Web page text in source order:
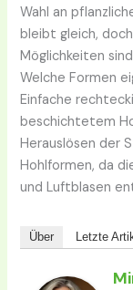
Wahl an
bleibt gleich,
Möglichkeiten
Welche Formen
Einfache
beschichtetem
Herauslösen der
Hohlformen, da
und Luftblasen
Über Letzte